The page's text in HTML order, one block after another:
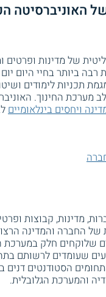
של האוניברסיטה
של מדינות ופרטים
ביותר בחיי היום
תכניות לימודים
מערכת החינוך.
ויחסים בינלאומיים
מדינות, קבוצות
החברה והמדינה
שלוקחים חלק במערכת
שעומדים לרשותם
הסטודנטים דנים
והמערכת הגלובלית.